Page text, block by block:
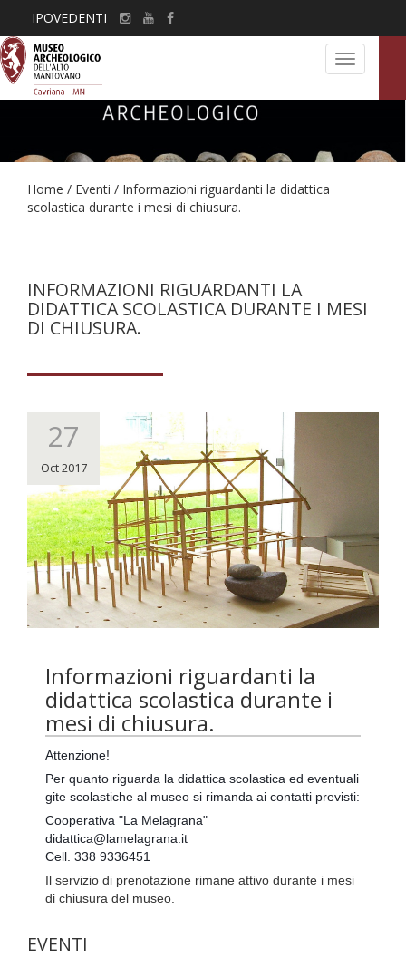
IPOVEDENTI
Toggle
navigation
Home / Eventi / Informazioni riguardanti la didattica
scolastica durante i mesi di chiusura.
INFORMAZIONI RIGUARDANTI LA
DIDATTICA SCOLASTICA DURANTE I MESI
DI CHIUSURA.
27
Oct 2017
Informazioni riguardanti la
didattica scolastica durante i
mesi di chiusura.
Attenzione!
Per quanto riguarda la didattica scolastica ed eventuali
gite scolastiche al museo si rimanda ai contatti previsti:
Cooperativa "La Melagrana"
didattica@lamelagrana.it
Cell. 338 9336451
Il servizio di prenotazione rimane attivo durante i mesi
di chiusura del museo.
EVENTI